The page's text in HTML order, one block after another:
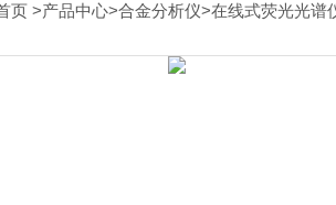
页 >产品中心>合金分析仪>在线式荧光光谱